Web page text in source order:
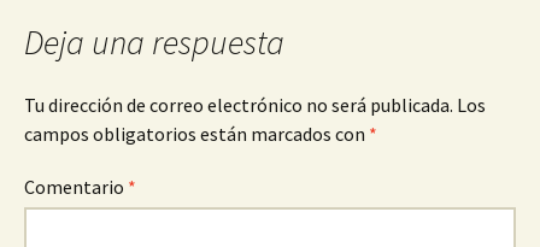
Deja una respuesta
Tu dirección de correo electrónico no será publicada. Los
campos obligatorios están marcados con *
Comentario *